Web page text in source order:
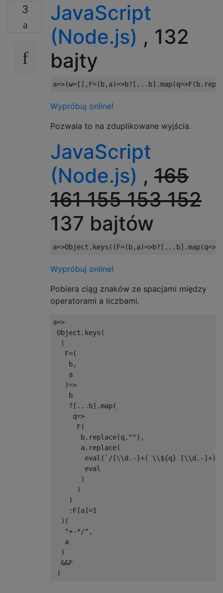
3
JavaScript
(Node.js) , 132
bajty
a=>(w=[], F=( b, a)=>b?[... b].map(q=>F( b.
Wypróbuj online!
Pozwala to na zduplikowane wyjścia.
JavaScript
(Node.js) , 165
161155153152
137 bajtów
a=>Object . keys ((F=( b, a)=>b?[... b].map(q=>
Wypróbuj online!
Pobiera ciąg znaków ze spacjami między
operatorami a liczbami.
a=>
Object . keys (
(
   F
=(
    b
,
)=>
?[... b].map(
     q
=>
      F
(
       b
. replace(q , "" ),
       a
. replace(
eval (`/[\\d .-]+( \\${q} [\\d .-]+)+
eval
)
)
)
: F [a]=1
)(
"+-*/" ,
)
&&F
)